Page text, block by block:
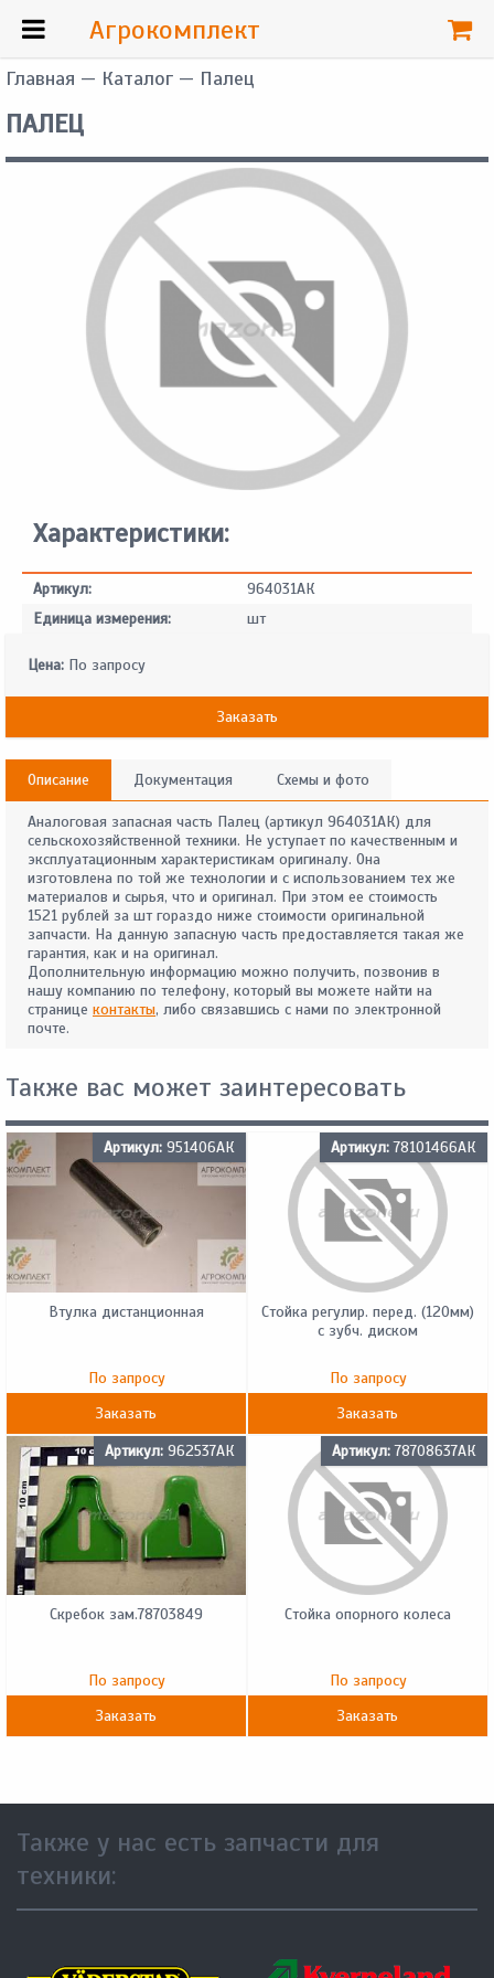
Главная — Каталог — Палец
ПАЛЕЦ
Характеристики:
Артикул:
964031АК
Единица измерения:
шт
Цена: По запросу
Заказать
Описание Документация Схемы и фото
Аналоговая запасная часть Палец (артикул 964031АК) для
сельскохозяйственной техники. Не уступает по качественным и
эксплуатационным характеристикам оригиналу. Она
изготовлена по той же технологии и с использованием тех же
материалов и сырья, что и оригинал. При этом ее стоимость
1521 рублей за шт гораздо ниже стоимости оригинальной
запчасти. На данную запасную часть предоставляется такая же
гарантия, как и на оригинал.
Дополнительную информацию можно получить, позвонив в
нашу компанию по телефону, который вы можете найти на
странице контакты, либо связавшись с нами по электронной
почте.
Также вас может заинтересовать
Артикул: 951406АК
Втулка дистанционная
По запросу
Заказать
Артикул:78101466АК
Стойка регулир. перед. (120мм)
с зубч. диском
По запросу
Заказать
Артикул: 962537АК
Скребок зам.78703849
По запросу
Заказать
Артикул:78708637АК
Стойка опорного колеса
По запросу
Заказать
Также у нас есть запчасти для
техники:
Агрокомплект